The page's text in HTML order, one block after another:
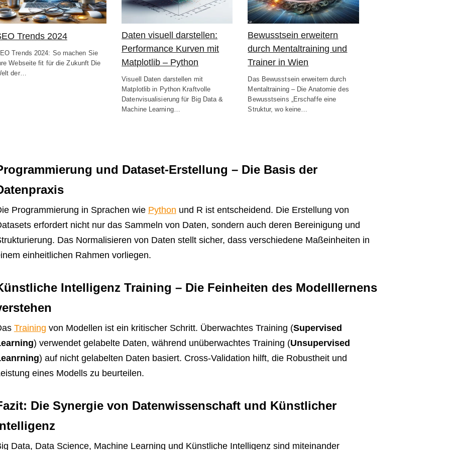
Trends 2024
Trends 2024: So machen Sie
Webseite fit für die Zukunft Die
der…
Daten visuell darstellen:
Performance Kurven mit
Matplotlib – Python
Visuell Daten darstellen mit
Matplotlib in Python Kraftvolle
Datenvisualisierung für Big Data &
Machine Learning…
Bewusstsein erweitern
durch Mentaltraining und
Trainer in Wien
Das Bewusstsein erweitern durch
Mentaltraining – Die Anatomie des
Bewusstseins „Erschaffe eine
Struktur, wo keine…
und Dataset-Erstellung – Die Basis der
Programmierung in Sprachen wie Python und R ist entscheidend. Die Erstellung von
erfordert nicht nur das Sammeln von Daten, sondern auch deren Bereinigung und
Das Normalisieren von Daten stellt sicher, dass verschiedene Maßeinheiten in
einheitlichen Rahmen vorliegen.
Intelligenz Training – Die Feinheiten des Modelllernens
Training von Modellen ist ein kritischer Schritt. Überwachtes Training (Supervised
) verwendet gelabelte Daten, während unüberwachtes Training (Unsupervised
) auf nicht gelabelten Daten basiert. Cross-Validation hilft, die Robustheit und
eines Modells zu beurteilen.
Die Synergie von Datenwissenschaft und Künstlicher
Data, Data Science, Machine Learning und Künstliche Intelligenz sind miteinander